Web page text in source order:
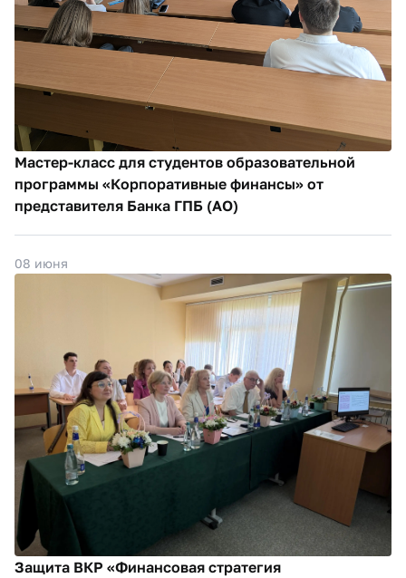
Мастер-класс для студентов образовательной
программы «Корпоративные финансы» от
представителя Банка ГПБ (АО)
08 июня
Защита ВКР «Финансовая стратегия